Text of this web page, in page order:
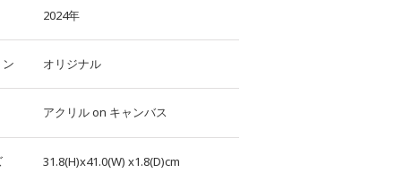
2024年
オリジナル
アクリルon キャンバス
31.8(H)x41.0(W) x1.8(D)cm